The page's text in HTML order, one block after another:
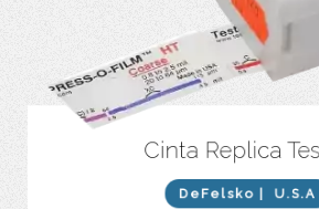
Cinta Replica
DeFelsko| U.S.A
Único método de medición del perfil de
La misma espuma réplica confiable en